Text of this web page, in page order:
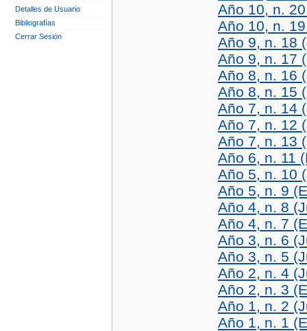
Detalles de Usuario
Bibliografías
Cerrar Sesión
Año 10, n.
Año 10, n.
Año 9, n. 18
Año 9, n. 17
Año 8, n. 16
Año 8, n. 15
Año 7, n. 14
Año 7, n. 12
Año 7, n. 13
Año 6, n. 11
Año 5, n. 10
Año 5, n. 9
Año 4, n. 8
Año 4, n. 7
Año 3, n. 6
Año 3, n. 5
Año 2, n. 4
Año 2, n. 3
Año 1, n. 2
Año 1, n. 1